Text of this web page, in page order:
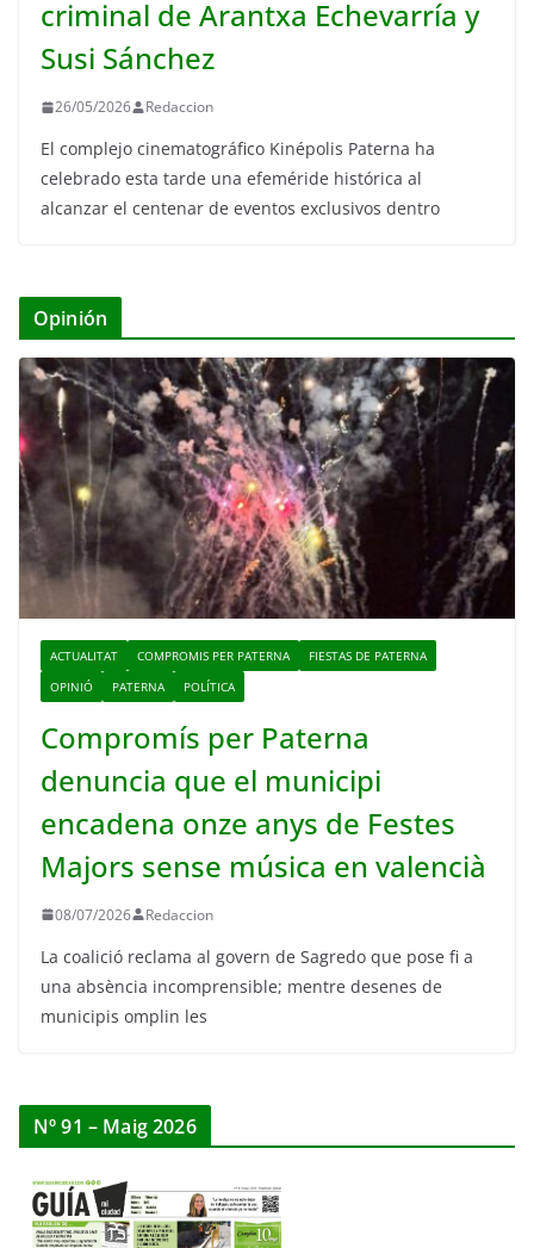
criminal de Arantxa Echevarría y
Susi Sánchez
26/05/2026 Redaccion
El complejo cinematográfico Kinépolis Paterna ha
celebrado esta tarde una efeméride histórica al
alcanzar el centenar de eventos exclusivos dentro
Opinión
ACTUALITAT COMPROMIS PER PATERNA
FIESTAS DE PATERNA
OPINIÓ
PATERNA POLÍTICA
Compromís per Paterna
denuncia que el municipi
encadena onze anys de Festes
Majors sense música en valencià
08/07/2026 Redaccion
La coalició reclama al govern de Sagredo que pose fi a
una absència incomprensible; mentre desenes de
municipis omplin les
Nº 91 – Maig 2026